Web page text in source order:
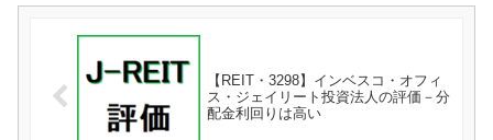
【REIT・3298】インベスコ・オフィ
ス・ジェイリート投資法人の評価－分
配金利回りは高い